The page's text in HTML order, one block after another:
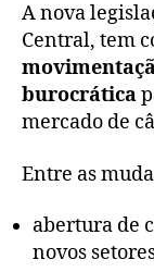
A nova
Central, tem
burocrática
mercado de
Entre as
abertura de
novos